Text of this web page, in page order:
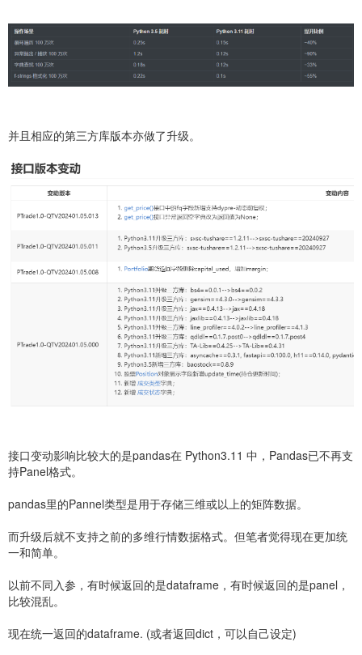
并且相应的第三方库版本亦做了升级。
接口变动影响比较大的是pandas在 Python3.11 中，Pandas已不再支
持Panel格式。
pandas里的Pannel类型是用于存储三维或以上的矩阵数据。
而升级后就不支持之前的多维行情数据格式。但笔者觉得现在更加统
一和简单。
以前不同入参，有时候返回的是dataframe，有时候返回的是panel，
比较混乱。
现在统一返回的dataframe. (或者返回dict，可以自己设定)